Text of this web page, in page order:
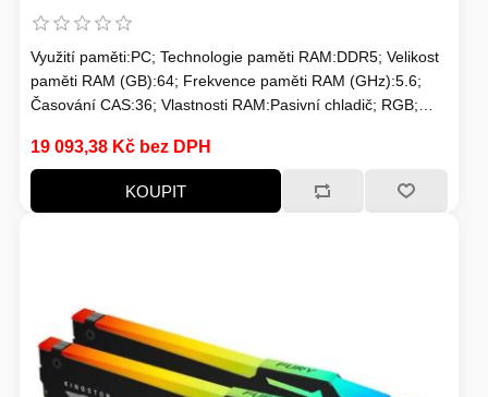
HERNÍ STOLY
CHLAZENÍ
NABÍJECÍ STANICE
SVÍTILNY
ANTÉNY
Využití paměti:PC; Technologie paměti RAM:DDR5; Velikost
paměti RAM (GB):64; Frekvence paměti RAM (GHz):5.6;
Časování CAS:36; Vlastnosti RAM:Pasivní chladič; RGB;
19 093,38 Kč bez DPH
KOUPIT